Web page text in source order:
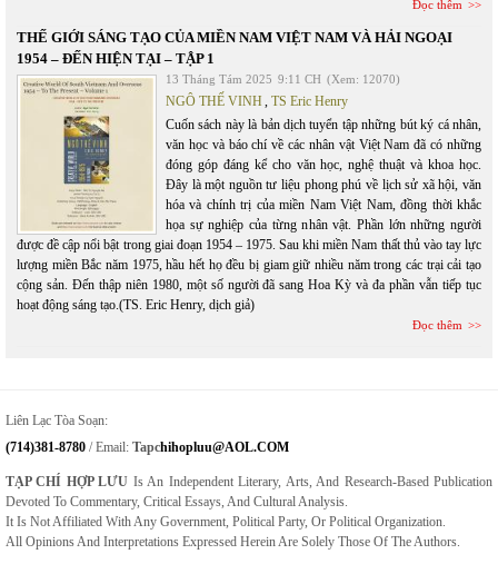
Đọc thêm
THẾ GIỚI SÁNG TẠO CỦA MIỀN NAM VIỆT NAM VÀ HẢI NGOẠI
1954 – ĐẾN HIỆN TẠI – TẬP 1
13 Tháng Tám 2025 9:11 CH (Xem: 12070)
NGÔ THẾ VINH TS Eric Henry
Cuốn sách này là bản dịch tuyển tập những bút ký cá nhân,
văn học và báo chí về các nhân vật Việt Nam đã có những
đóng góp đáng kể cho văn học, nghệ thuật và khoa học.
Đây là một nguồn tư liệu phong phú về lịch sử xã hội, văn
hóa và chính trị của miền Nam Việt Nam, đồng thời khắc
họa sự nghiệp của từng nhân vật. Phần lớn những người
được đề cập nổi bật trong giai đoạn 1954 – 1975. Sau khi miền Nam thất thủ vào tay lực
lượng miền Bắc năm 1975, hầu hết họ đều bị giam giữ nhiều năm trong các trại cải tạo
cộng sản. Đến thập niên 1980, một số người đã sang Hoa Kỳ và đa phần vẫn tiếp tục
hoạt động sáng tạo.(TS. Eric Henry, dịch giả)
Đọc thêm
Liên Lạc Tòa Soạn:
(714)381-8780 / Email: TapcHihopluu@AOL.COM
TẠP CHÍ HỢP LƯU Is An Independent Literary, Arts, And Research-Based Publication
Devoted To Commentary, Critical Essays, And Cultural Analysis.
It Is Not Affiliated With Any Government, Political Party, Or Political Organization.
All Opinions And Interpretations Expressed Herein Are Solely Those Of The Authors.